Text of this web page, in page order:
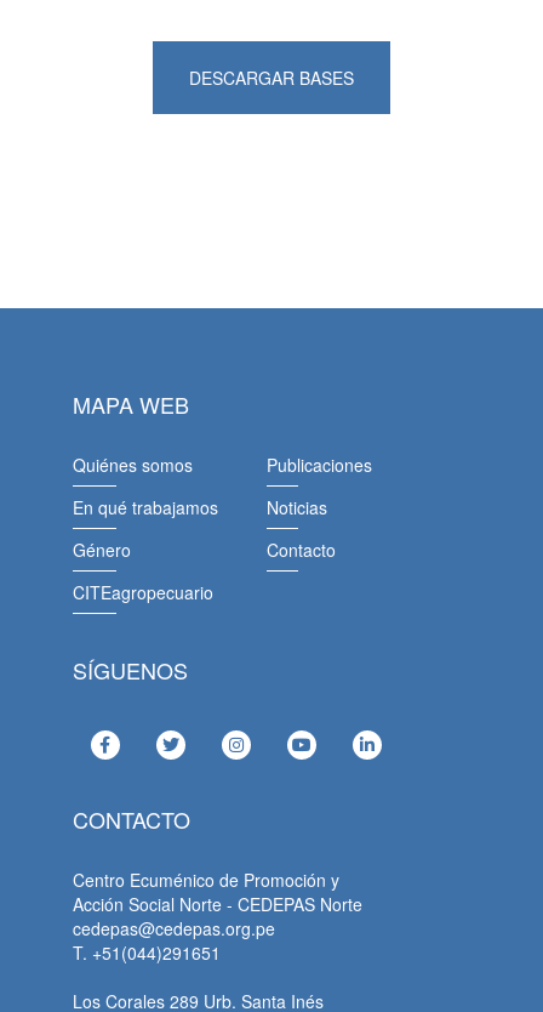
DESCARGAR BASES
MAPA WEB
Quiénes somos
En qué trabajamos
Género
CITEagropecuario
Publicaciones
Noticias
Contacto
SÍGUENOS
CONTACTO
Centro Ecuménico de Promoción y
Acción Social Norte - CEDEPAS Norte
cedepas@cedepas.org.pe
T. +51(044)291651
Los Corales 289 Urb. Santa Inés